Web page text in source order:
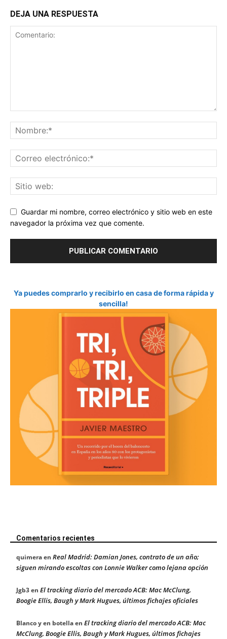
DEJA UNA RESPUESTA
Guardar mi nombre, correo electrónico y sitio web en este
navegador la próxima vez que comente.
Ya puedes comprarlo y recibirlo en casa de forma rápida y
sencilla!
Comentarios recientes
quimeraen Real Madrid: Damian Jones, contrato de un año;
siguen mirando escoltas con Lonnie Walker como lejana opción
Jgb3en El tracking diario del mercado ACB: Mac McClung,
Boogie Ellis, Baugh y Mark Hugues, últimos fichajes oficiales
Blanco y en botellaen El tracking diario del mercado ACB: Mac
McClung, Boogie Ellis, Baugh y Mark Hugues, últimos fichajes